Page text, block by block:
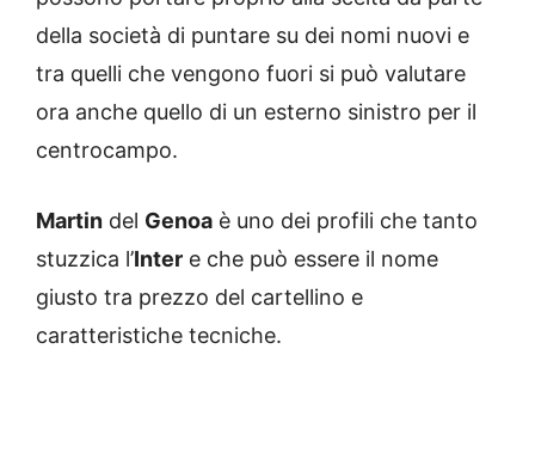
della società di puntare su dei nomi nuovi e
tra quelli che vengono fuori si può valutare
ora anche quello di un esterno sinistro per il
centrocampo.
Martin del Genoa è uno dei profili che tanto
stuzzica l’Inter e che può essere il nome
giusto tra prezzo del cartellino e
caratteristiche tecniche.